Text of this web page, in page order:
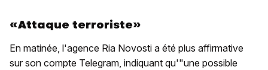
«Attaque terroriste»
En matinée, l'agence Ria Novosti a été plus affirmative
sur son compte Telegram, indiquant qu'"une possible